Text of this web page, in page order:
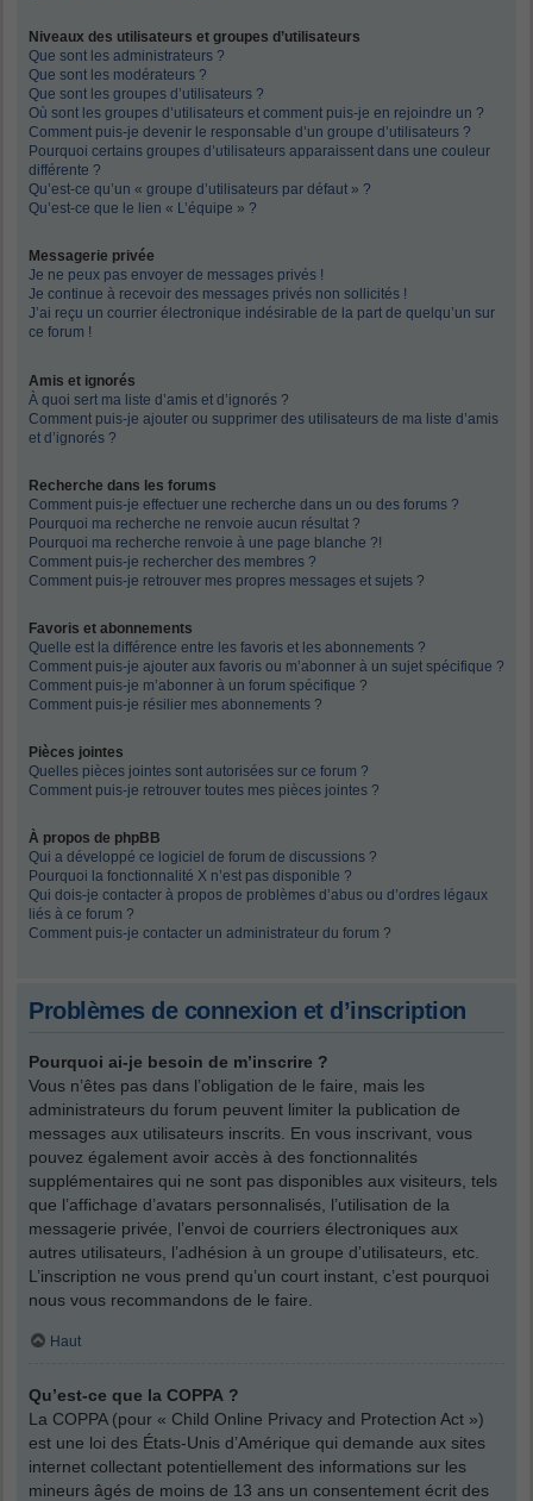
Niveaux des utilisateurs et groupes d’utilisateurs
Que sont les administrateurs ?
Que sont les modérateurs ?
Que sont les groupes d’utilisateurs ?
Où sont les groupes d’utilisateurs et comment puis-je en rejoindre un ?
Comment puis-je devenir le responsable d’un groupe d’utilisateurs ?
Pourquoi certains groupes d’utilisateurs apparaissent dans une couleur
différente ?
Qu’est-ce qu’un « groupe d’utilisateurs par défaut » ?
Qu’est-ce que le lien « L’équipe » ?
Messagerie privée
Je ne peux pas envoyer de messages privés !
Je continue à recevoir des messages privés non sollicités !
J’ai reçu un courrier électronique indésirable de la part de quelqu’un sur
ce forum !
Amis et ignorés
À quoi sert ma liste d’amis et d’ignorés ?
Comment puis-je ajouter ou supprimer des utilisateurs de ma liste d’amis
et d’ignorés ?
Recherche dans les forums
Comment puis-je effectuer une recherche dans un ou des forums ?
Pourquoi ma recherche ne renvoie aucun résultat ?
Pourquoi ma recherche renvoie à une page blanche ?!
Comment puis-je rechercher des membres ?
Comment puis-je retrouver mes propres messages et sujets ?
Favoris et abonnements
Quelle est la différence entre les favoris et les abonnements ?
Comment puis-je ajouter aux favoris ou m’abonner à un sujet spécifique ?
Comment puis-je m’abonner à un forum spécifique ?
Comment puis-je résilier mes abonnements ?
Pièces jointes
Quelles pièces jointes sont autorisées sur ce forum ?
Comment puis-je retrouver toutes mes pièces jointes ?
À propos de phpBB
Qui a développé ce logiciel de forum de discussions ?
Pourquoi la fonctionnalité X n’est pas disponible ?
Qui dois-je contacter à propos de problèmes d’abus ou d’ordres légaux
liés à ce forum ?
Comment puis-je contacter un administrateur du forum ?
Problèmes de connexion et d’inscription
Pourquoi ai-je besoin de m’inscrire ?
Vous n’êtes pas dans l’obligation de le faire, mais les
administrateurs du forum peuvent limiter la publication de
messages aux utilisateurs inscrits. En vous inscrivant, vous
pouvez également avoir accès à des fonctionnalités
supplémentaires qui ne sont pas disponibles aux visiteurs, tels
que l’affichage d’avatars personnalisés, l’utilisation de la
messagerie privée, l’envoi de courriers électroniques aux
autres utilisateurs, l’adhésion à un groupe d’utilisateurs, etc.
L’inscription ne vous prend qu’un court instant, c’est pourquoi
nous vous recommandons de le faire.
Haut
Qu’est-ce que la COPPA ?
La COPPA (pour « Child Online Privacy and Protection Act »)
est une loi des États-Unis d’Amérique qui demande aux sites
internet collectant potentiellement des informations sur les
mineurs âgés de moins de 13 ans un consentement écrit des